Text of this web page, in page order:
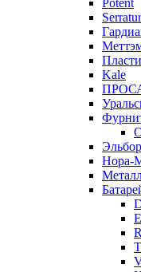
Potent
Kale
Эльбор
Нора-